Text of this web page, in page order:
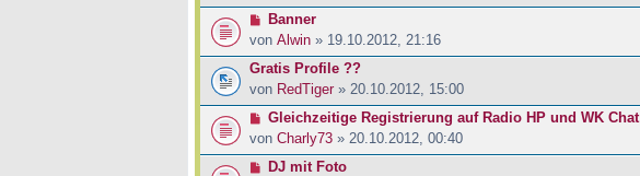
Banner
von Alwin » 19.10.2012, 21:16
Gratis Profile ??
von RedTiger » 20.10.2012, 15:00
Gleichzeitige Registrierung auf Radio HP und WK Chat
von Charly73 » 20.10.2012, 00:40
DJ mit Foto